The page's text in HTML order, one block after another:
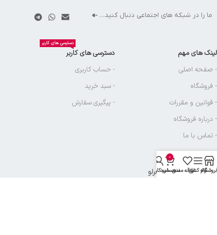
ما را در شبکه های اجتماعی دنبال کنید…
لینک های مهم
- صفحه اصلی
- فروشگاه
- قوانین و مقررات
- درباره فروشگاه
- تماس با ما
دسترسی های کاربر
دسترسی های کاربر
- حساب کاربری
- سبد خرید
- پیگیری سفارش
نماد های بازرگانی آجرلو
نوار کناریعلاقه مندی
0
سبد خرید
حساب کاربری من